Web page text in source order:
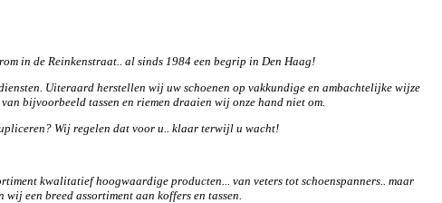
in de Reinkenstraat.. al sinds 1984 een begrip in Den Haag!
Uiteraard herstellen wij uw schoenen op vakkundige en ambachtelijke wijze
bijvoorbeeld tassen en riemen draaien wij onze hand niet om.
Wij regelen dat voor u.. klaar terwijl u wacht!
kwalitatief hoogwaardige producten... van veters tot schoenspanners.. maar
wij een breed assortiment aan koffers en tassen.